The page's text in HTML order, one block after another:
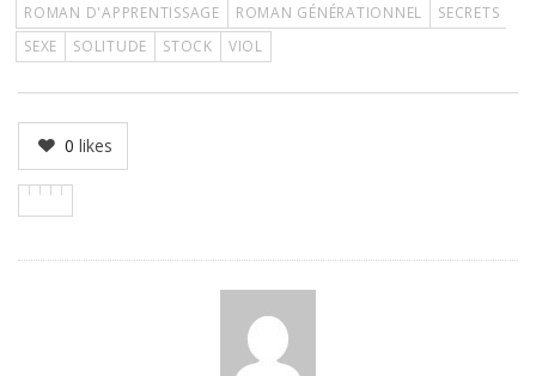
ROMAN D'APPRENTISSAGE
ROMAN GÉNÉRATIONNEL
SECRETS
SEXE
SOLITUDE STOCK VIOL
0 likes